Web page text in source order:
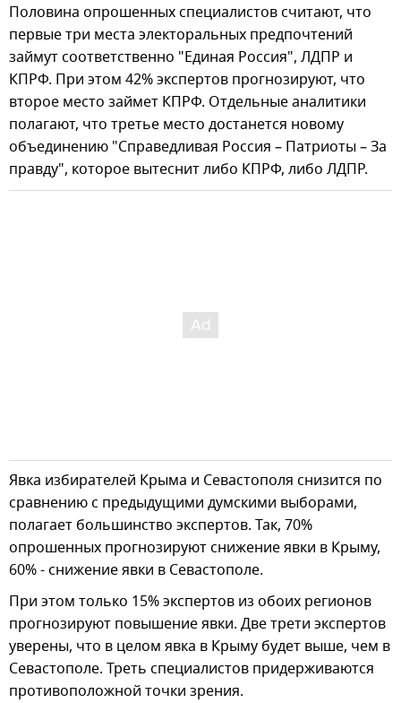
Половина опрошенных специалистов считают, что
первые три места электоральных предпочтений
займут соответственно "Единая Россия", ЛДПР и
КПРФ. При этом 42% экспертов прогнозируют, что
второе место займет КПРФ. Отдельные аналитики
полагают, что третье место достанется новому
объединению "Справедливая Россия – Патриоты – За
правду", которое вытеснит либо КПРФ, либо ЛДПР.
Явка избирателей Крыма и Севастополя снизится по
сравнению с предыдущими думскими выборами,
полагает большинство экспертов. Так, 70%
опрошенных прогнозируют снижение явки в Крыму,
60% - снижение явки в Севастополе.
При этом только 15% экспертов из обоих регионов
прогнозируют повышение явки. Две трети экспертов
уверены, что в целом явка в Крыму будет выше, чем в
Севастополе. Треть специалистов придерживаются
противоположной точки зрения.